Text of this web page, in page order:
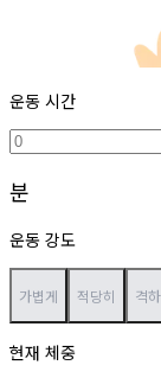
운동 시간
분
운동 강도
가볍게 적당히 격
현재 체중